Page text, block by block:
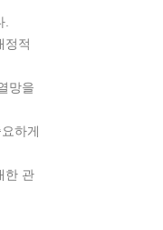
정적
망을
하게
한 관